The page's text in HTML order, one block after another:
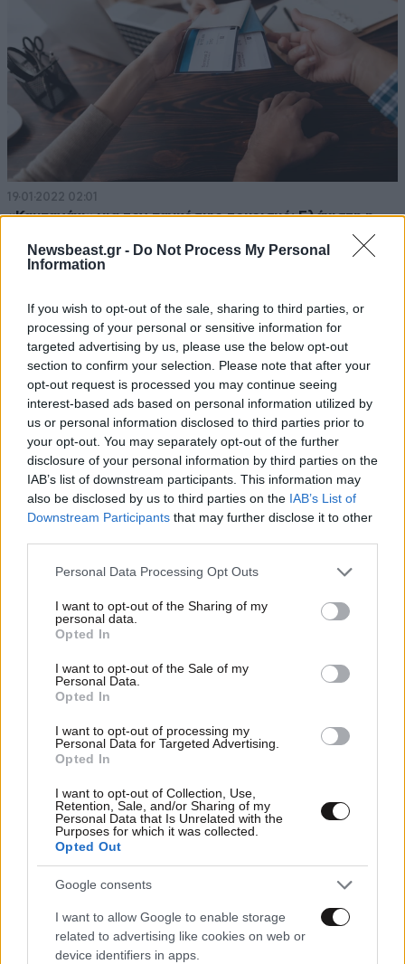
Newsbeast.gr - Do Not Process My Personal
Information
If you wish to opt-out of the sale, sharing to third parties, or
processing of your personal or sensitive information for
targeted advertising by us, please use the below opt-out
section to confirm your selection. Please note that after your
opt-out request is processed you may continue seeing
interest-based ads based on personal information utilized by
us or personal information disclosed to third parties prior to
your opt-out. You may separately opt-out of the further
disclosure of your personal information by third parties on the
IAB’s list of downstream participants. This information may
also be disclosed by us to third parties on the IAB’s List of
Downstream Participants that may further disclose it to other
Please note that this website/app uses one or more Google
not limited to your visit or usage behaviour. You may click to
grant or deny consent to Google and its third-party tags to
use your data for below specified purposes in below Google
consent section.
Personal Data Processing Opt Outs
I want to opt-out of the Sharing of my
personal data.
Opted In
I want to opt-out of the Sale of my
Personal Data.
Opted In
I want to opt-out of processing my
Personal Data for Targeted Advertising.
Opted In
I want to opt-out of Collection, Use,
Retention, Sale, and/or Sharing of my
Personal Data that Is Unrelated with the
Purposes for which it was collected.
Opted Out
Google consents
I want to allow Google to enable storage
related to advertising like cookies on web or
device identifiers in apps.
19·01·2022 02:01
«Καμπανάκι» για τον παγκόσμιο τουρισμό: Ελάχιστη η
ανάκαμψη το 2021 – Απέχει πολύ από τα προ κορονοϊού
επίπεδα
Ξανά στην προεδρία της Επιτροπής του Παγκόσμιου
04·06·2021 15:11
Ζαχαράκη: Απτά αποτελέσματα στις ειδικές μορφές
τουρισμού και την τουριστική εκπαίδευση